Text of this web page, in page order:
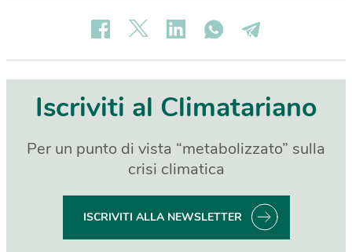
Iscriviti al Climatariano
Per un punto di vista “metabolizzato” sulla
crisi climatica
ISCRIVITI ALLA NEWSLETTER